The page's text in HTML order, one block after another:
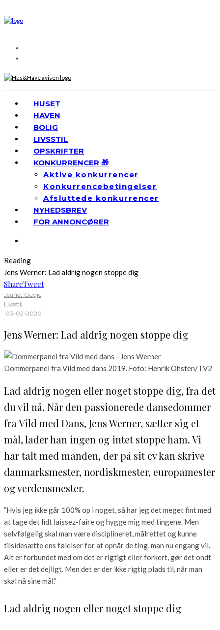
HUSET
HAVEN
BOLIG
LIVSSTIL
OPSKRIFTER
KONKURRENCER 🎁
Aktive konkurrencer
Konkurrencebetingelser
Afsluttede konkurrencer
NYHEDSBREV
FOR ANNONCØRER
Reading
Jens Werner: Lad aldrig nogen stoppe dig
ShareTweet
Jeanet Gugic·
Livsstil
·03-02-2020
Jens Werner: Lad aldrig nogen stoppe dig
Dommerpanel fra Vild med dans 2019. Foto: Henrik Ohsten/TV2
Lad aldrig nogen eller noget stoppe dig, fra det
du vil nå. Når den passionerede dansedommer
fra Vild med Dans, Jens Werner, sætter sig et
mål, lader han ingen og intet stoppe ham. Vi
har talt med manden, der på sit cv kan skrive
danmarksmester, nordiskmester, europamester
og verdensmester.
”Hvis jeg ikke går 100% op i noget, så har jeg det meget fint med
at tage det lidt laissez-faire og hygge mig med tingene. Men
selvfølgelig skal man være disciplineret, målrettet og kunne
tilsidesætte ens følelser for at opnår de ting, man nu engang vil.
Alt er forbundet med om det er rigtigt eller forkert, gør det ondt
eller er det dejligt. Men det er der ikke rigtig plads til, når man
skal nå sine mål.”
Lad aldrig nogen eller noget stoppe dig